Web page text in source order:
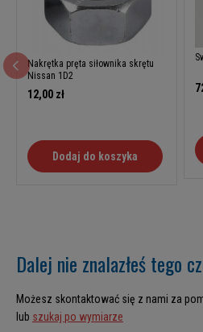
Nakrętka pręta siłownika skrętu
Nissan 1D2
12,00 zł
Dodaj do koszyka
Dalej nie znalazłeś tego
Możesz skontaktować się z nami za
lub szukaj po wymiarze